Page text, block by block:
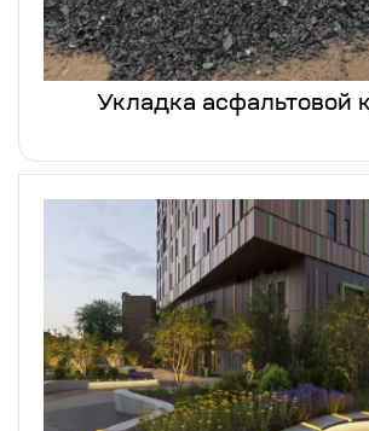
Укладка асфальтовой